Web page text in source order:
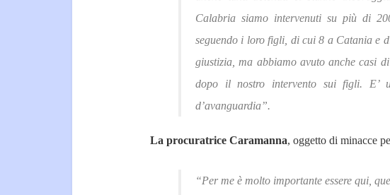
Calabria siamo intervenuti su più di
seguendo i loro figli, di cui 8 a Catania e
giustizia, ma abbiamo avuto anche casi
dopo il nostro intervento sui figli. E’
d’avanguardia”.
La procuratrice Caramanna, oggetto di minacce
“Per me è molto importante essere qui,